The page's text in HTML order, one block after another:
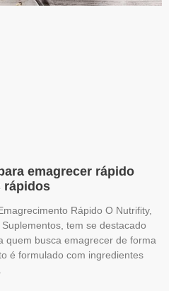
emagrecer rápido
rápidos
Rápido O Nutrifity,
tem se destacado
quem busca emagrecer de forma
é formulado com ingredientes